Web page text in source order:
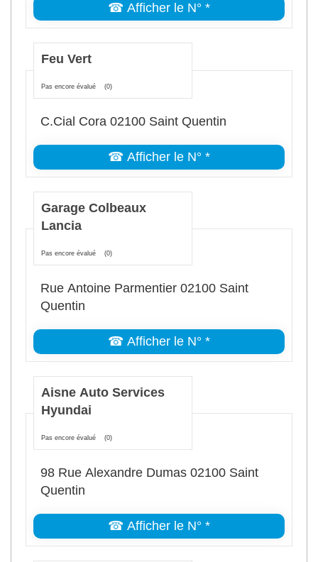
☎ Afficher le N° *
Feu Vert
Pas encore évalué (0)
C.Cial Cora 02100 Saint Quentin
☎ Afficher le N° *
Garage Colbeaux
Lancia
Pas encore évalué (0)
Rue Antoine Parmentier 02100 Saint
Quentin
☎ Afficher le N° *
Aisne Auto Services
Hyundai
Pas encore évalué (0)
98 Rue Alexandre Dumas 02100 Saint
Quentin
☎ Afficher le N° *